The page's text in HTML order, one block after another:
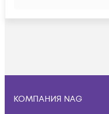
КОМПАНИЯ NAG